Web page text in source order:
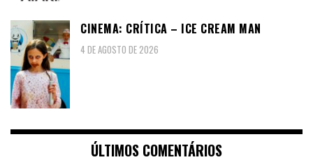
CINEMA: CRÍTICA – ICE CREAM MAN
4 DE AGOSTO DE 2026
ÚLTIMOS COMENTÁRIOS